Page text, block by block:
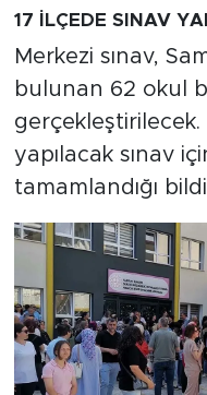
17 İLÇEDE SINAV
Merkezi sınav,
bulunan 62 okul
yapılacak sınav
tamamlandığı